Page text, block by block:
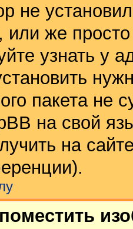
не
или же
узнать у
пакета не
на свой
на